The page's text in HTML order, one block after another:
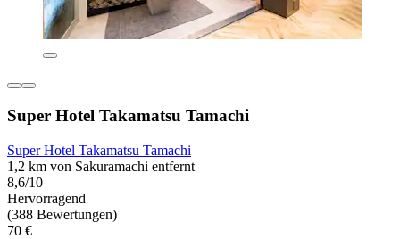
Super Hotel Takamatsu Tamachi
Super Hotel Takamatsu Tamachi
1,2 km von Sakuramachi entfernt
8,6/10
Hervorragend
(388 Bewertungen)
70 €